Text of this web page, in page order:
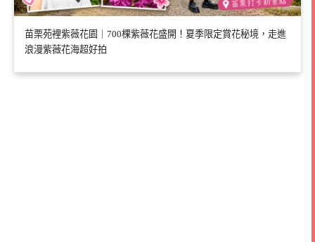
苗栗苑裡紫薇花園｜700棵紫薇花盛開！夏季限定賞花秘境，走進
浪漫紫薇花海超好拍